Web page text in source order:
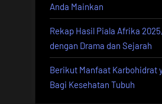
Anda Mainkan
Rekap Hasil Piala Afrika
dengan Drama dan Sejarah
Berikut Manfaat Karbohidrat
Bagi Kesehatan Tubuh